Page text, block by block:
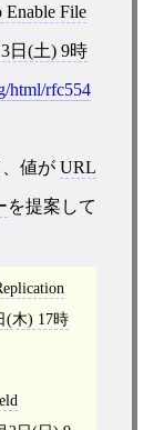
Enable File
日(土) 9時
html/rfc554
値が URL
を提案して
(木) 17時